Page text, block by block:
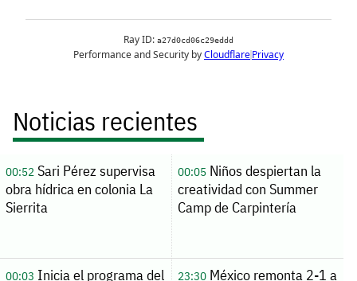
Noticias recientes
00:52Sari Pérez supervisa
obra hídrica en colonia La
Sierrita
00:05Niños despiertan la
creatividad con Summer
Camp de Carpintería
00:03 Inicia el programa del
23:30México remonta 2-1 a